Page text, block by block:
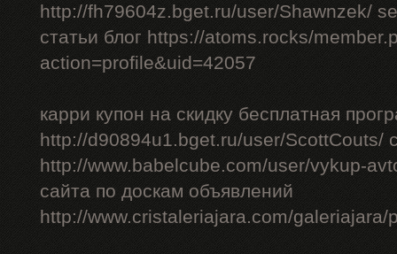
http://fh79604z.bget.ru/user/Shawnzek/
статьи блог https://atoms.rocks/
action=profile&uid=42057
карри купон на скидку бесплатная
http://d90894u1.bget.ru/user/ScottCouts/
http://www.babelcube.com/user/vykup-
сайта по доскам объявлений
http://www.cristaleriajara.com/galeriajara/